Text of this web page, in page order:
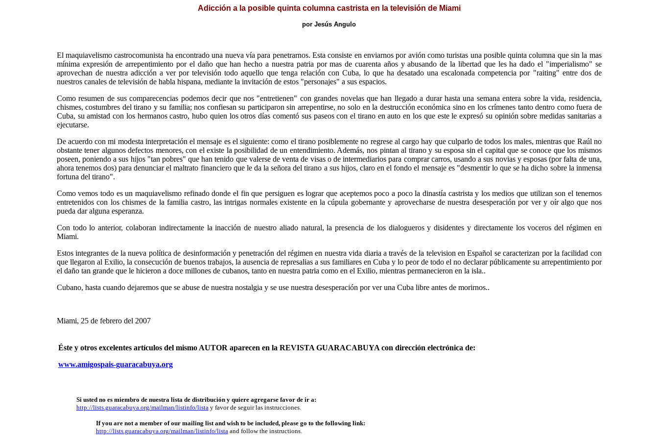
Adicción a la posible quinta columna castrista en la televisión de Miami
por Jesús Angulo
El maquiavelismo castrocomunista ha encontrado una nueva vía para penetrarnos. Esta consiste en enviarnos por avión como turistas una posible quinta columna que sin la mas
mínima expresión de arrepentimiento por el daño que han hecho a nuestra patria por mas de cuarenta años y abusando de la libertad que les ha dado el "imperialismo" se
aprovechan de nuestra adicción a ver por televisión todo aquello que tenga relación con Cuba, lo que ha desatado una escalonada competencia por "raiting" entre dos de
nuestros canales de televisión de habla hispana, mediante la invitación de estos "personajes" a sus espacios.
Como resumen de sus comparecencias podemos decir que nos "entretienen" con grandes novelas que han llegado a durar hasta una semana entera sobre la vida, residencia,
chismes, costumbres del tirano y su familia; nos confiesan su participaron sin arrepentirse, no solo en la destrucción económica sino en los crímenes tanto dentro como fuera de
Cuba, su amistad con los hermanos castro, hubo quien los otros días comentó sus paseos con el tirano en auto en los que este le expresó su opinión sobre medidas sanitarias a
ejecutarse.
De acuerdo con mi modesta interpretación el mensaje es el siguiente: como el tirano posiblemente no regrese al cargo hay que culparlo de todos los males, mientras que Raúl no
obstante tener algunos defectos menores, con el existe la posibilidad de un entendimiento. Además, nos pintan al tirano y su esposa sin el capital que se conoce que los mismos
poseen, poniendo a sus hijos "tan pobres" que han tenido que valerse de venta de visas o de intermediarios para comprar carros, usando a sus novias y esposas (por falta de una,
ahora tenemos dos) para denunciar el maltrato financiero que le da la señora del tirano a sus hijos, claro en el fondo el mensaje es "desmentir lo que se ha dicho sobre la inmensa
fortuna del tirano".
Como vemos todo es un maquiavelismo refinado donde el fin que persiguen es lograr que aceptemos poco a poco la dinastía castrista y los medios que utilizan son el tenernos
entretenidos con los chismes de la familia castro, las intrigas normales existente en la cúpula gobernante y aprovecharse de nuestra desesperación por ver y oír algo que nos
pueda dar alguna esperanza.
Con todo lo anterior, colaboran indirectamente la inacción de nuestro aliado natural, la presencia de los dialogueros y disidentes y directamente los voceros del régimen en
Miami.
Estos integrantes de la nueva política de desinformación y penetración del régimen en nuestra vida diaria a través de la television en Español se caracterizan por la facilidad con
que llegaron al Exilio, la consecución de buenos trabajos, la ausencia de represalias a sus familiares en Cuba y lo peor de todo el no declarar públicamente su arrepentimiento por
el daño tan grande que le hicieron a doce millones de cubanos, tanto en nuestra patria como en el Exilio, mientras permanecieron en la isla..
Cubano, hasta cuando dejaremos que se abuse de nuestra nostalgia y se use nuestra desesperación por ver una Cuba libre antes de morirnos..
Miami, 25 de febrero del 2007
Éste y otros excelentes artículos del mismo AUTOR aparecen en la REVISTA GUARACABUYA con dirección electrónica de:
www.amigospais-guaracabuya.org
Si usted no es miembro de nuestra lista de distribución y quiere agregarse favor de ir a:
http://lists.guaracabuya.org/mailman/listinfo/listay favor de seguir las instrucciones.
If you are not a member of our mailing list and wish to be included, please go to the following link:
http://lists.guaracabuya.org/mailman/listinfo/listaand follow the instructions.